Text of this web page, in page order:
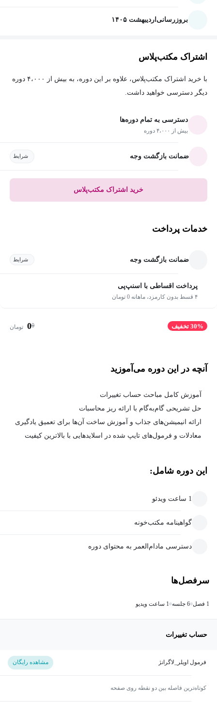
بروزرسانی اردیبهشت ۱۴۰۵
اشتراک مکتب‌پلاس
با خرید اشتراک مکتب‌پلاس، علاوه بر این دوره، به بیش از ۴،۰۰۰ دوره
دیگر دسترسی خواهید داشت.
دسترسی به تمام دوره‌ها
بیش از ۴،۰۰۰ دوره
ضمانت بازگشت وجه شرایط
خرید اشتراک مکتب‌پلاس
خدمات پرداخت
ضمانت بازگشت وجه شرایط
پرداخت اقساطی با اسنپ‌پی
۴ قسط بدون کارمزد، ماهانه 0 تومان
30% تخفیف 0
0 تومان
آنچه در این دوره می‌آموزید
آموزش کامل مباحث حساب تغییرات
حل تشریحی گام‌به‌گام با ارائه ریز محاسبات
ارائه انیمیشن‌های جذاب و آموزش ساخت آن‌ها برای تعمیق یادگیری
معادلات و فرمول‌های تایپ شده در اسلایدهایی با بالاترین کیفیت
این دوره شامل:
1 ساعت ویدئو
گواهینامه مکتب‌خونه
دسترسی مادام‌العمر به محتوای دوره
سرفصل‌ها
1 فصل 6 جلسه 1 ساعت ویدیو
حساب تغییرات
فرمول اویلر_لاگرانژ مشاهده رایگان
کوتاه‌ترین فاصله بین دو نقطه روی صفحه